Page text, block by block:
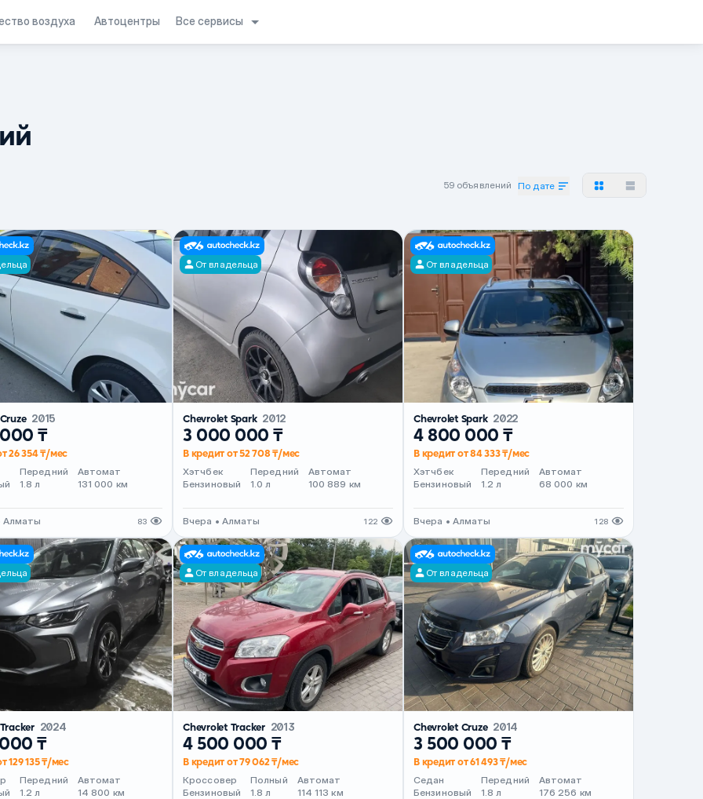
воздуха Автоцентры Все сервисы
59 объявлений По дате
2015
₸
26 354 ₸/мес
Передний
1.8 л
Автомат
131 000 км
Алматы 83
От владельца
Chevrolet Spark 2012
3 000 000 ₸
В кредит от 52 708 ₸/мес
Хэтчбек
Бензиновый
Передний
1.0 л
Автомат
100 889 км
Вчера • Алматы 122
От владельца
Chevrolet Spark 2022
4 800 000 ₸
В кредит от 84 333 ₸/мес
Хэтчбек
Бензиновый
Передний
1.2 л
Автомат
68 000 км
Вчера • Алматы 128
2024
₸
129 135 ₸/мес
Передний
1.2 л
Автомат
14 800 км
От владельца
Chevrolet Tracker 2013
4 500 000 ₸
В кредит от 79 062 ₸/мес
Кроссовер
Бензиновый
Полный
1.8 л
Автомат
114 113 км
От владельца
Chevrolet Cruze 2014
3 500 000 ₸
В кредит от 61 493 ₸/мес
Седан
Бензиновый
Передний
1.8 л
Автомат
176 256 км